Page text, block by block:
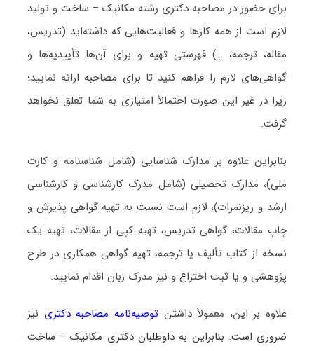
برای حضور در مصاحبه دکتری رشته مکانیک – ساخت و تولید
لازم است از همه کارها و فعالیت‌هایی که داشته‌اید (تدریس،
مقاله، ترجمه، …) فهرستی تهیه و برای آن‌ها تأییدیه‌ها و
گواهی‌های لازم را فراهم کنید تا برای مصاحبه ارائه نمایید؛
زیرا در غیر این صورت احتمالاً امتیازی به شما تعلق نخواهد
گرفت.
بنابراین علاوه بر مدارک شناسایی (شامل شناسنامه و کارت
ملی)، مدارک تحصیلی (شامل مدرک کارشناسی و کارشناسی
ارشد و ریزنمرات)، لازم است نسبت به تهیه گواهی پذیرش و
چاپ مقالات، گواهی تدریس، تهیه کپی از مقالات، تهیه یک
نسخه از کتاب تألیف یا ترجمه، تهیه گواهی همکاری در طرح
پژوهشی و یا ثبت اختراع و نیز مدرک زبان اقدام نمایید.
علاوه بر این، معمولاً داشتنتوصیه‌نامه مصاحبه دکتری نیز
ضروری است. بنابراین به داوطلبان دکتری مکانیک – ساخت